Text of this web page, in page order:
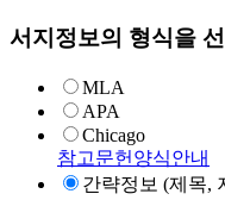
서지정보의 형식을
MLA
APA
Chicago
참고문헌양식안내
간략정보 (제목,